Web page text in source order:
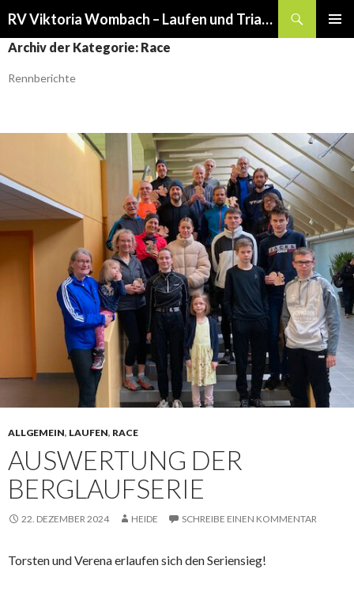
RV Viktoria Wombach – Laufen und Triathlon
ZUM
Archiv der Kategorie: Race
Rennberichte
ALLGEMEIN, LAUFEN, RACE
AUSWERTUNG DER
BERGLAUFSERIE
22. DEZEMBER 2024 HEIDE SCHREIBE EINEN KOMMENTAR
Torsten und Verena erlaufen sich den Seriensieg!